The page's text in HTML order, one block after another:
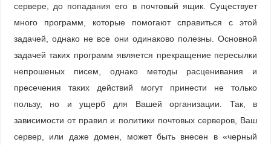
сервере, до попадания его в почтовый ящик. Существует
много программ, которые помогают справиться с этой
задачей, однако не все они одинаково полезны. Основной
задачей таких программ является прекращение пересылки
непрошеных писем, однако методы расценивания и
пресечения таких действий могут принести не только
пользу, но и ущерб для Вашей организации. Так, в
зависимости от правил и политики почтовых серверов, Ваш
сервер, или даже домен, может быть внесен в «черный